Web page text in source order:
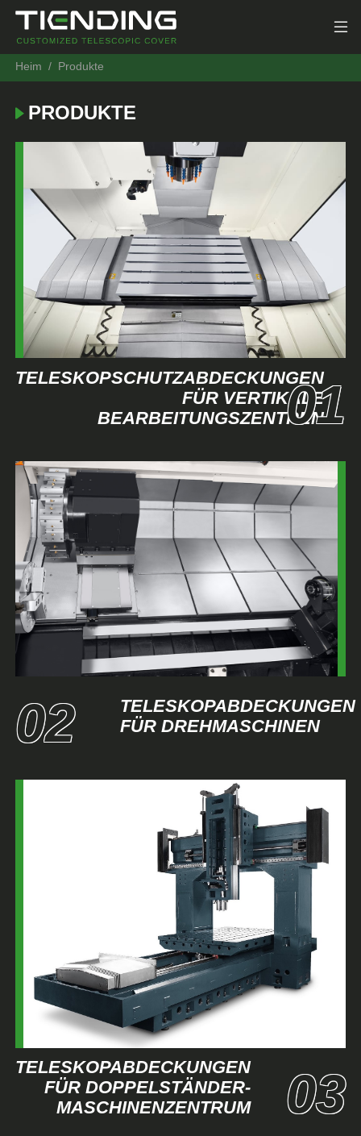
Heim Produkte
PRODUKTE
TELESKOPSCHUTZABDECKUNGEN
FÜR VERTIKALE
BEARBEITUNGSZENTREN
TELESKOPABDECKUNGEN
FÜR DREHMASCHINEN
TELESKOPABDECKUNGEN
FÜR DOPPELSTÄNDER-
MASCHINENZENTRUM